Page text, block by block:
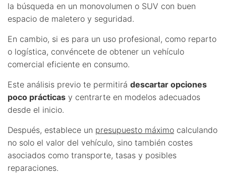
la búsqueda en un monovolumen o SUV con buen
espacio de maletero y seguridad.
En cambio, si es para un uso profesional, como reparto
o logística, convéncete de obtener un vehículo
comercial eficiente en consumo.
Este análisis previo te permitirá descartar opciones
poco prácticas y centrarte en modelos adecuados
desde el inicio.
Después, establece un presupuesto máximo calculando
no solo el valor del vehículo, sino también costes
asociados como transporte, tasas y posibles
reparaciones.